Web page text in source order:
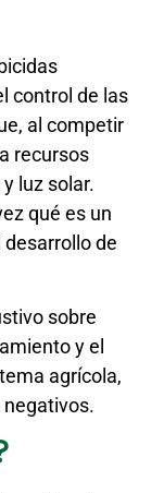
control de las
al competir
recursos
luz solar.
qué es un
de
sobre
y el
agrícola,